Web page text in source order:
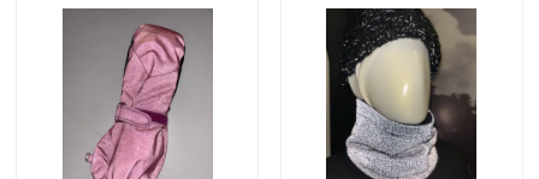
Όλες οι περιπτώσεις
Ζητήστε ένα απόσπασμα
αντανακλαστικό ύφασμα